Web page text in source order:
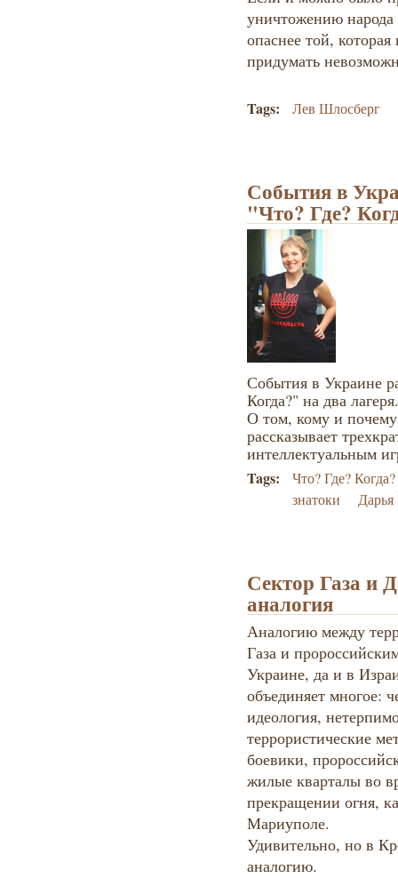
уничтожению
опаснее той,
придумать
Tags: Лев Шлосберг
События в
"Что? Где?
События в Украине
Когда?" на два лагеря.
О том, кому и
рассказывает
интеллектуальным
Tags:
Что? Где? Когда?
знатоки
Дарья
Сектор Газа и
аналогия
Аналогию между
Газа и
Украине, да и в
объединяет многое:
идеология,
террористические
боевики,
жилые кварталы во
прекращении огня,
Мариуполе.
Удивительно, но в
аналогию.